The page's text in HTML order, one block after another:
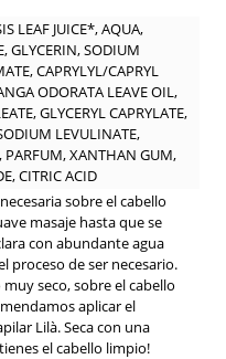
LEAF JUICE*, AQUA,
GLYCERIN, SODIUM
CAPRYLYL/CAPRYL
ODORATA LEAVE OIL,
GLYCERYL CAPRYLATE,
LEVULINATE,
PARFUM, XANTHAN GUM,
CITRIC ACID
sobre el cabello
masaje hasta que se
con abundante agua
proceso de ser necesario.
muy seco, sobre el cabello
aplicar el
Lilà. Seca con una
el cabello limpio!